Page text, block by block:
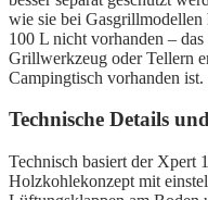
wie sie bei
100 L nicht vorhanden –
Grillwerkzeug oder Tellern
Campingtisch vorhanden ist.
Technische Details
Technisch basiert der Xpert
Holzkohlekonzept mit